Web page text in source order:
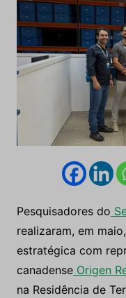
Pesquisadores do
realizaram, em
estratégica com
canadenseOrigen
na Residência de